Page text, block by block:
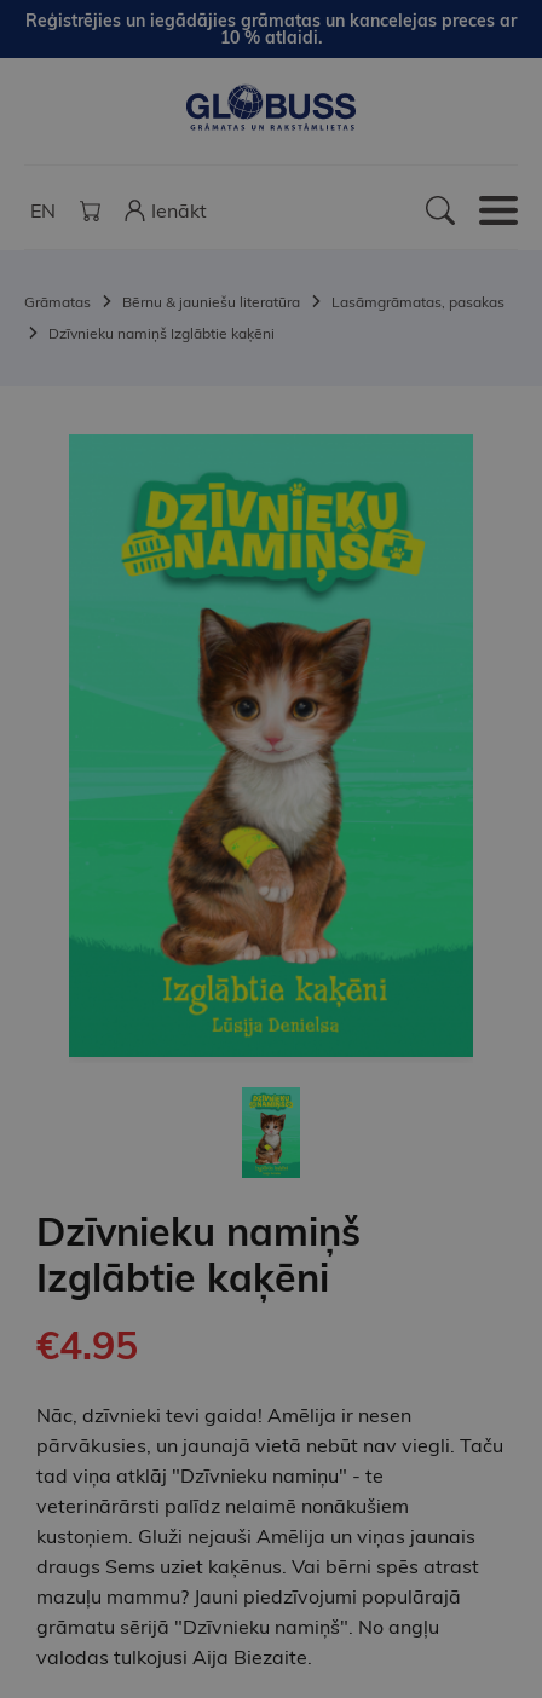
Reģistrējies un iegādājies grāmatas un kancelejas preces ar
10 % atlaidi.
EN Ienākt
Grāmatas Bērnu & jauniešu literatūra
Lasāmgrāmatas, pasakas
Dzīvnieku namiņš Izglābtie kaķēni
Dzīvnieku namiņš
Izglābtie kaķēni
€4.95
Nāc, dzīvnieki tevi gaida! Amēlija ir nesen
pārvākusies, un jaunajā vietā nebūt nav viegli. Taču
tad viņa atklāj "Dzīvnieku namiņu" - te
veterinārārsti palīdz nelaimē nonākušiem
kustoņiem. Gluži nejauši Amēlija un viņas jaunais
draugs Sems uziet kaķēnus. Vai bērni spēs atrast
mazuļu mammu? Jauni piedzīvojumi populārajā
grāmatu sērijā "Dzīvnieku namiņš". No angļu
valodas tulkojusi Aija Biezaite.